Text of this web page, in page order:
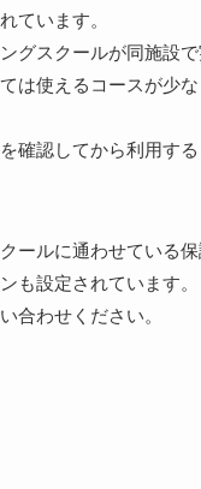
ています。
グスクールが同施設
は使えるコースが少
確認してから利用する
ールに通わせている
も設定されています。
合わせください。